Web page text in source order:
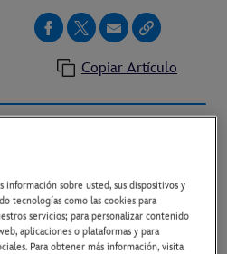
Copiar Artículo
decisivos de la moda en
Hamish Bowles, Edward
Anna Wintour y otros
destacados
información sobre usted, sus dispositivos y
tecnologías como las cookies para
servicios; para personalizar contenido
aplicaciones o plataformas y para
Para obtener más información, visita